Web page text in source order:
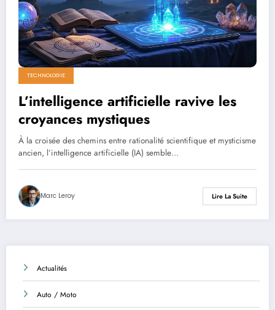
TECHNOLOGIE
L’intelligence artificielle ravive les
croyances mystiques
À la croisée des chemins entre rationalité scientifique et mysticisme
ancien, l’intelligence artificielle (IA) semble…
Marc Leroy Lire La Suite
Actualités
Auto / Moto